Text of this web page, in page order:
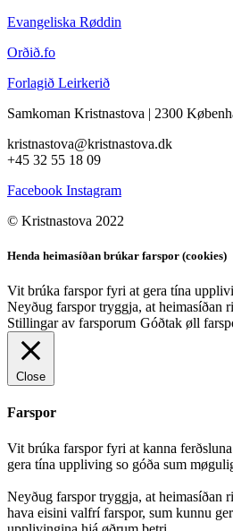
Evangeliska Røddin
Orðið.fo
Forlagið Leirkerið
Samkoman Kristnastova | 2300
kristnastova@kristnastova.dk
+45 32 55 18 09
Facebook Instagram
© Kristnastova 2022
Henda heimasíðan brúkar farspor (cookies)
Vit brúka farspor fyri at gera tína
Neyðug farspor tryggja, at heimasíðan
Stillingar av farsporum Góðtak øll
Close
Farspor
Vit brúka farspor fyri at kanna
gera tína uppliving so góða sum
Neyðug farspor tryggja, at heimasíðan
hava eisini valfrí farspor, sum kunnu